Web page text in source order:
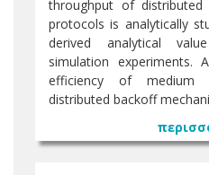
throughput of
protocols is analytically
derived analytical
simulation experiments.
efficiency of medium
distributed backoff